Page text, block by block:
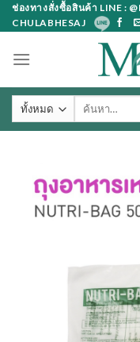
Skip
to
ช่องทางสั่งซื้อสินค้า LINE :
CHULABHESAJ
ค้นหา: